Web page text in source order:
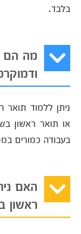
בלבד.
מה הם
בעבודה כמורים
האם
ראשון